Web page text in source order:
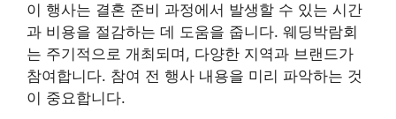
이 행사는 결혼 준비 과정에서 발생할 수 있는 시간
과 비용을 절감하는 데 도움을 줍니다. 웨딩박람회
는 주기적으로 개최되며, 다양한 지역과 브랜드가
참여합니다. 참여 전 행사 내용을 미리 파악하는 것
이 중요합니다.